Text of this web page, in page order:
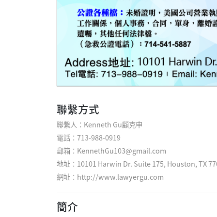
聯繫方式
聯繫人：Kenneth Gu顧克申
電話：713-988-0919
郵箱：KennethGu103@gmail.com
地址：10101 Harwin Dr. Suite 175, Houston, TX
網址： http://www.lawyergu.com
簡介